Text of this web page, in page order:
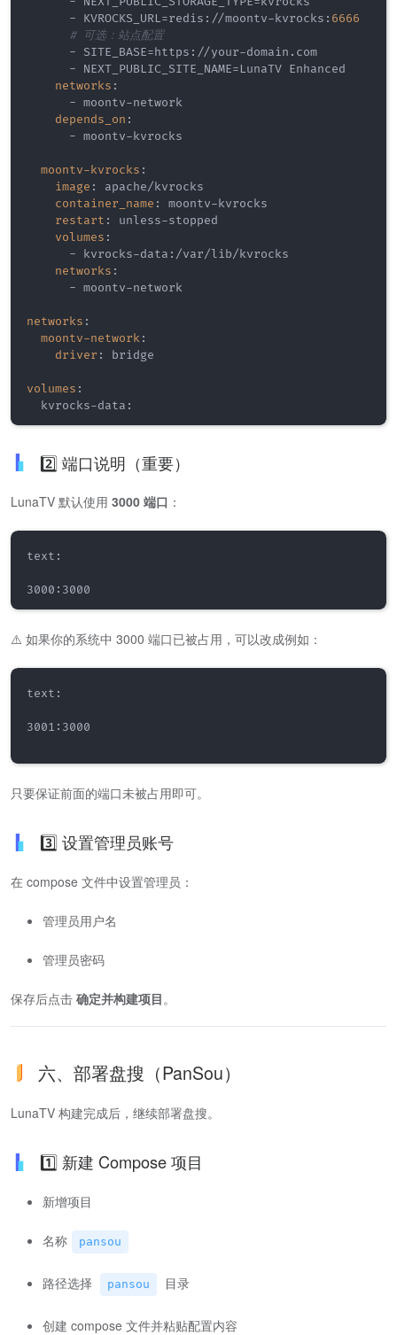
- KVROCKS_URL=redis : //moontv-kvrocks : 6666
# 可选：站点配置
- SITE_BASE=https : //your-domain.com
- NEXT_PUBLIC_SITE_NAME=LunaTV Enhanced
networks :
- moontv-network
depends_on :
- moontv-kvrocks
moontv-kvrocks :
image :
apache/kvrocks
container_name : moontv-kvrocks
restart : unless-stopped
volumes :
- kvrocks-data : /var/lib/kvrocks
networks :
- moontv-network
networks :
moontv-network:
driver : bridge
volumes :
  kvrocks
-data :
2️⃣ 端口说明（重要）
LunaTV 默认使用 3000 端口 ：
text:
3000:3000
⚠️ 如果你的系统中 3000 端口已被占用，可以改成例如：
text:
3001:3000
只要保证前面的端口未被占用即可。
3️⃣ 设置管理员账号
在 compose 文件中设置管理员：
管理员用户名
管理员密码
保存后点击 确定并构建项目 。
六、部署盘搜（PanSou）
LunaTV 构建完成后，继续部署盘搜。
1️⃣ 新建 Compose 项目
新增项目
名称 pansou
路径选择 pansou 目录
创建 compose 文件并粘贴配置内容